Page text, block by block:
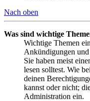
Nach oben
Was sind wichtige
Wichtige Themen
Ankündigungen und
Sie haben meist
lesen solltest. Wie
deinen
kannst oder nicht;
Administration ein.